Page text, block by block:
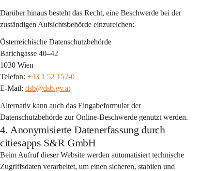
Darüber hinaus besteht das Recht, eine Beschwerde bei der
zuständigen Aufsichtsbehörde einzureichen:
Österreichische Datenschutzbehörde
Barichgasse 40–42
1030 Wien
Telefon: +43 1 52 152-0
E-Mail: dsb@dsb.gv.at
Alternativ kann auch das Eingabeformular der
Datenschutzbehörde zur Online-Beschwerde genutzt werden.
4. Anonymisierte Datenerfassung durch
citiesapps S&R GmbH
Beim Aufruf dieser Website werden automatisiert technische
Zugriffsdaten verarbeitet, um einen sicheren, stabilen und